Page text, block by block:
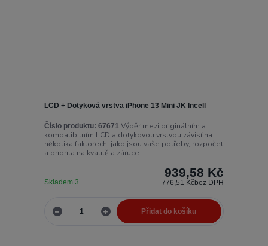
LCD + Dotyková vrstva iPhone 13 Mini JK Incell
Číslo produktu: 67671Výběr mezi originálním a
kompatibilním LCD a dotykovou vrstvou závisí na
několika faktorech, jako jsou vaše potřeby, rozpočet
a priorita na kvalitě a záruce. ...
939,58 Kč
776,51 Kčbez DPH
Skladem 3
Přidat do košíku